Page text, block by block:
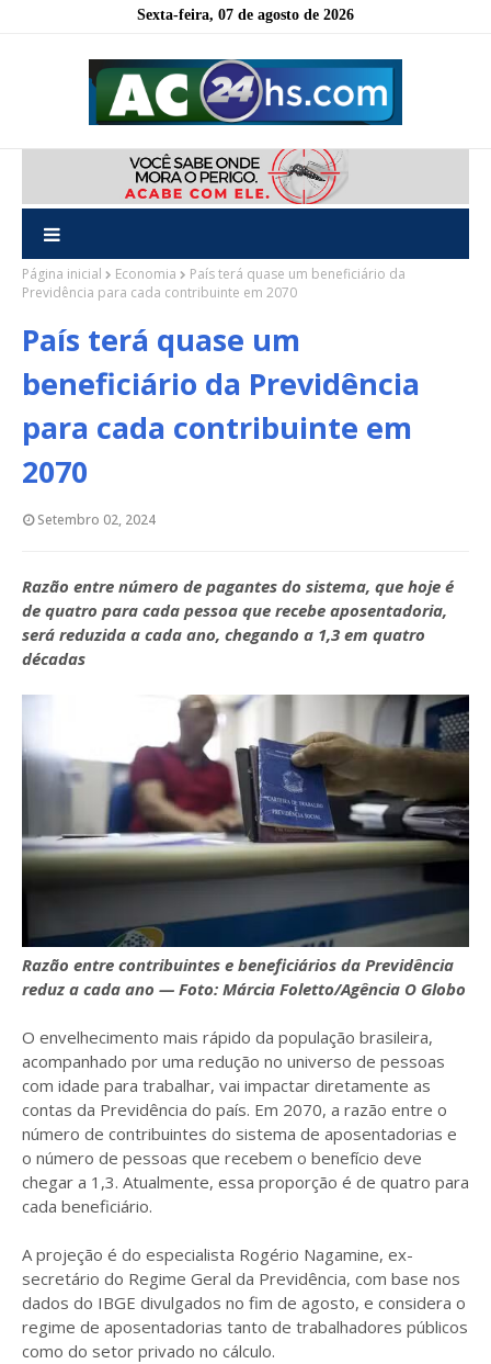
Sexta-feira, 07 de agosto de 2026
Página inicial Economia
País terá quase um beneficiário da
Previdência para cada contribuinte em 2070
País terá quase um
beneficiário da Previdência
para cada contribuinte em
2070
Setembro 02, 2024
Razão entre número de pagantes do sistema, que hoje é
de quatro para cada pessoa que recebe aposentadoria,
será reduzida a cada ano, chegando a 1,3 em quatro
décadas
Razão entre contribuintes e beneficiários da Previdência
reduz a cada ano — Foto: Márcia Foletto/Agência O Globo
O envelhecimento mais rápido da população brasileira,
acompanhado por uma redução no universo de pessoas
com idade para trabalhar, vai impactar diretamente as
contas da Previdência do país. Em 2070, a razão entre o
número de contribuintes do sistema de aposentadorias e
o número de pessoas que recebem o benefício deve
chegar a 1,3. Atualmente, essa proporção é de quatro para
cada beneficiário.
A projeção é do especialista Rogério Nagamine, ex-
secretário do Regime Geral da Previdência, com base nos
dados do IBGE divulgados no fim de agosto, e considera o
regime de aposentadorias tanto de trabalhadores públicos
como do setor privado no cálculo.